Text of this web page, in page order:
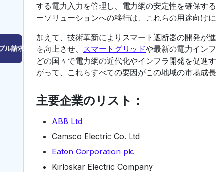
ル請求はこちら
する電力入力を管理し、電力網の安定性を確保す
ーソリューションへの移行は、これらの用途向け
加えて、技術革新によりスマート遮断器の開発が
を向上させ、 スマートグリッドや最新の電力イン
どの国々で電力網の近代化やインフラ開発を促進
がって、これらすべての要因がこの地域の市場成長
主要企業のリスト：
ABB Ltd
Camsco Electric Co. Ltd
Eaton Corporation plc
Kirloskar Electric Company